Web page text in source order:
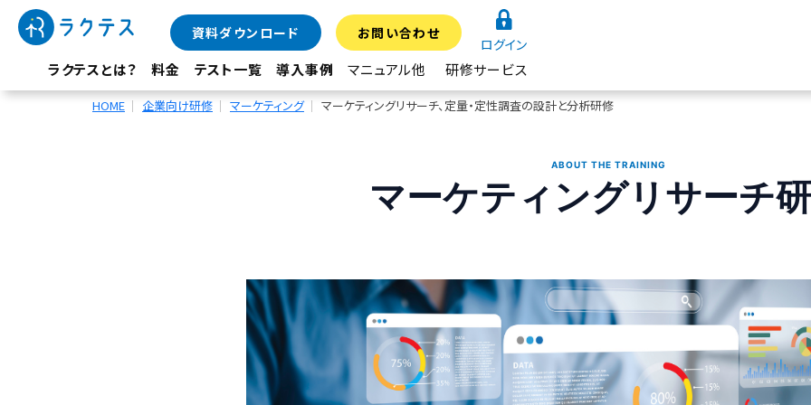
ラクテスとは？ 料金 テスト一覧 導入事例 マニュアル他 研修サービス
資料ダウンロード お問い合わせ
ログイン
HOME 企業向け研修 マーケティング マーケティングリサーチ、定量・定性調査の設計と分析研修
ABOUT THE TRAINING
マーケティングリサーチ